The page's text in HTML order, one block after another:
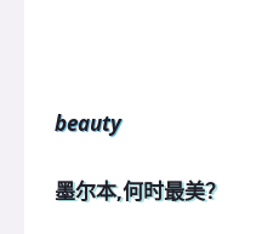
beauty
墨尔本,何时最美？